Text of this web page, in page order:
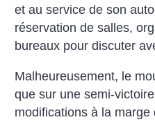
et au service de son
réservation de salles,
bureaux pour discuter
Malheureusement, le
que sur une semi-
modifications à la marge